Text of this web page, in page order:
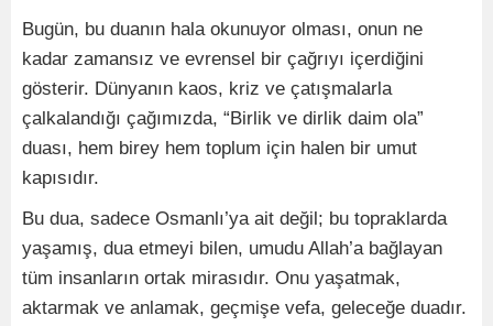
Bugün, bu duanın hala okunuyor olması, onun ne
kadar zamansız ve evrensel bir çağrıyı içerdiğini
gösterir. Dünyanın kaos, kriz ve çatışmalarla
çalkalandığı çağımızda, “Birlik ve dirlik daim ola”
duası, hem birey hem toplum için halen bir umut
kapısıdır.
Bu dua, sadece Osmanlı’ya ait değil; bu topraklarda
yaşamış, dua etmeyi bilen, umudu Allah’a bağlayan
tüm insanların ortak mirasıdır. Onu yaşatmak,
aktarmak ve anlamak, geçmişe vefa, geleceğe duadır.